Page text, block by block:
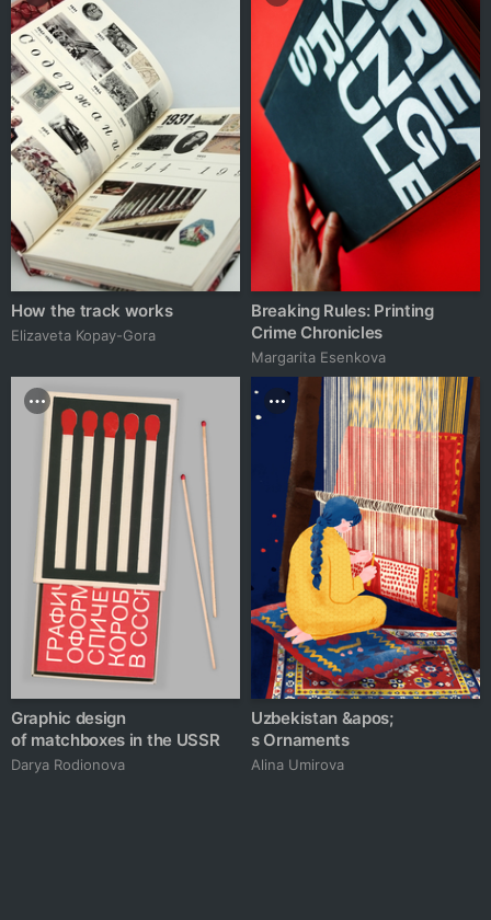
How the track works
Elizaveta Kopay-Gora
Breaking Rules: Printing
Crime Chronicles
Margarita Esenkova
Graphic design
of matchboxes in the USSR
Darya Rodionova
Uzbekistan &apos;
s Ornaments
Alina Umirova